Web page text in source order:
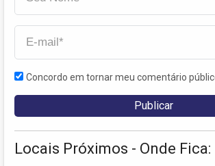
Concordo em tornar meu comentário
Locais Próximos - Onde Fica: